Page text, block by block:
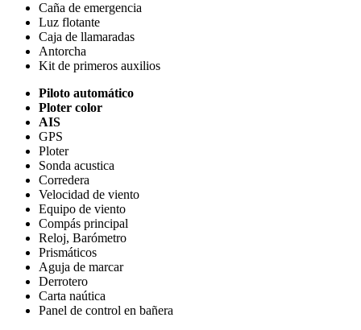
Caña de emergencia
Luz flotante
Caja de llamaradas
Antorcha
Kit de primeros auxilios
Piloto automático
Ploter color
AIS
GPS
Ploter
Sonda acustica
Corredera
Velocidad de viento
Equipo de viento
Compás principal
Reloj, Barómetro
Prismáticos
Aguja de marcar
Derrotero
Carta naútica
Panel de control en bañera